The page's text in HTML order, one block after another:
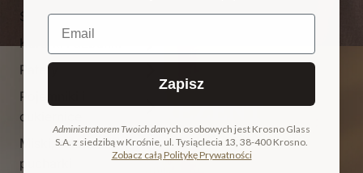
Szklanki
Karafki i dzbanki
Patery
Pojemniki i
cukiernice
Miski, salaterki i
pucharki
NA PREZENT
COLLECTION
Email
Zapisz
Administratorem Twoich danych osobowych jest Krosno Glass
S.A. z siedzibą w Krośnie, ul. Tysiąclecia 13, 38-400 Krosno.
Zobacz całą Politykę Prywatności